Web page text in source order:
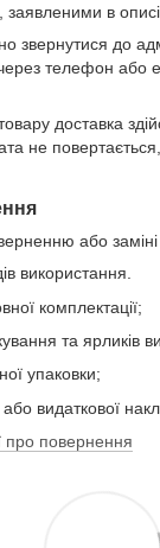
заявленими в
звернутися до
телефон або
доставка
не
або
використання.
комплектації;
та ярликів
упаковки;
або видаткової
про повернення